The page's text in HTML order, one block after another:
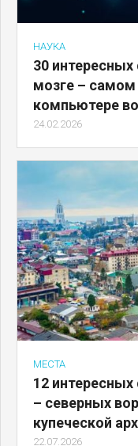
НАУКА
30
мозге –
компьютере
24.02.2026
МЕСТА
12
– северных
купеческой
22.07.2026